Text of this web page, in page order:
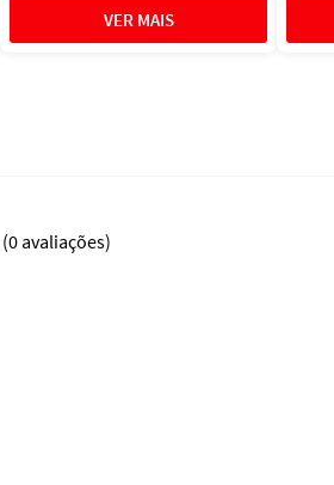
(0 avaliações)